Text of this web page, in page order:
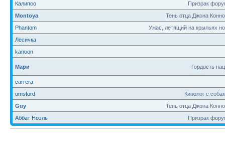
Призрак
Калипсо
Тень отца Джона
Montoya
Ужас, летящий на крыльях
Phantom
Лесичка
kanoon
Гордость
Мари
carrera
Кинолог с
omsford
Тень отца Джона
Guy
Призрак
Аббат Ноэль